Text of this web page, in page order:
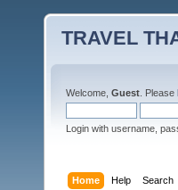
TRAVEL
Welcome, Guest . Please
Login with username,
Home Help Search